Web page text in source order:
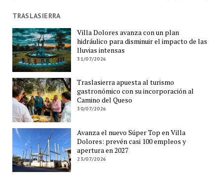
TRASLASIERRA
Villa Dolores avanza con un plan
hidráulico para disminuir el impacto de las
lluvias intensas
31/07/2026
Traslasierra apuesta al turismo
gastronómico con su incorporación al
Camino del Queso
30/07/2026
Avanza el nuevo Súper Top en Villa
Dolores: prevén casi 100 empleos y
apertura en 2027
23/07/2026